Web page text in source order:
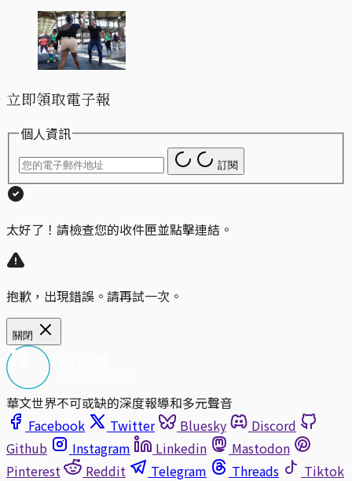
立即領取電子報
個人資訊
訂閱
太好了！請檢查您的收件匣並點擊連結。
抱歉，出現錯誤。請再試一次。
關閉
華文世界不可或缺的深度報導和多元聲音
Facebook
Twitter Bluesky
Discord
Github
Instagram Linkedin
Mastodon
Pinterest
Reddit Telegram Threads
Tiktok